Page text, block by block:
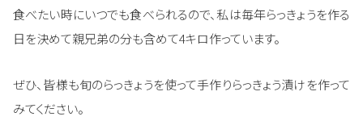
食べたい時にいつでも食べられるので、私は毎年らっきょうを作る
日を決めて親兄弟の分も含めて4キロ作っています。
ぜひ、皆様も旬のらっきょうを使って手作りらっきょう漬けを作って
みてください。